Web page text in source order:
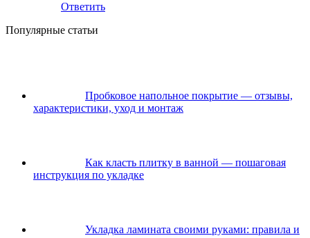
Ответить
Популярные статьи
Пробковое напольное покрытие — отзывы,
характеристики, уход и монтаж
Как класть плитку в ванной — пошаговая
инструкция по укладке
Укладка ламината своими руками: правила и